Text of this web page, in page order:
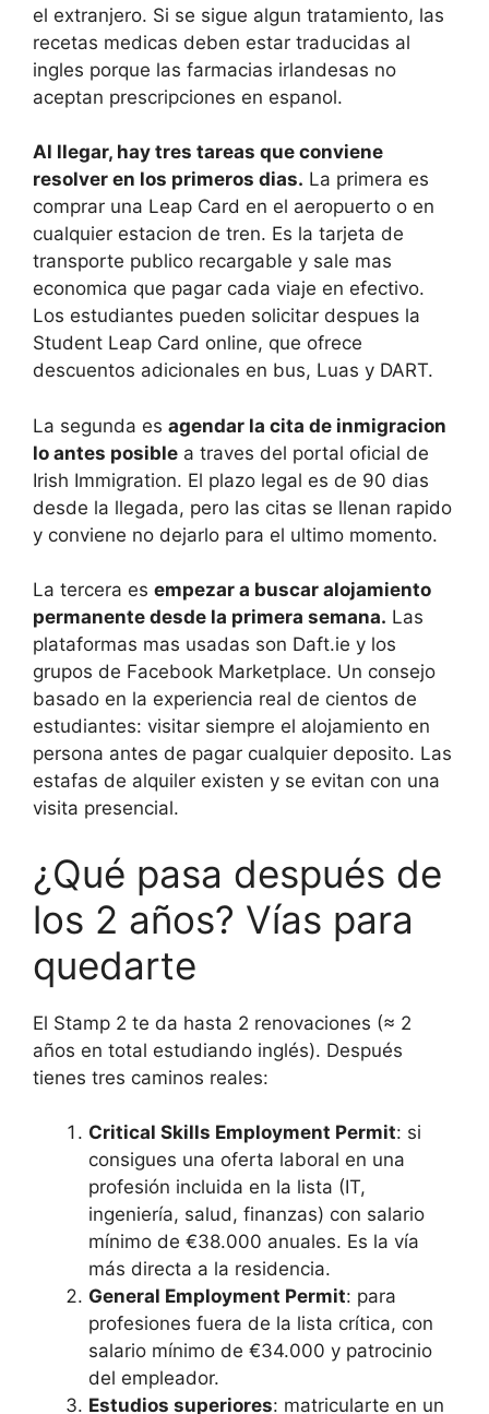
el extranjero. Si se sigue algun tratamiento, las
recetas medicas deben estar traducidas al
ingles porque las farmacias irlandesas no
aceptan prescripciones en espanol.
Al llegar, hay tres tareas que conviene
resolver en los primeros dias. La primera es
comprar una Leap Card en el aeropuerto o en
cualquier estacion de tren. Es la tarjeta de
transporte publico recargable y sale mas
economica que pagar cada viaje en efectivo.
Los estudiantes pueden solicitar despues la
Student Leap Card online, que ofrece
descuentos adicionales en bus, Luas y DART.
La segunda es agendar la cita de inmigracion
lo antes posible a traves del portal oficial de
Irish Immigration. El plazo legal es de 90 dias
desde la llegada, pero las citas se llenan rapido
y conviene no dejarlo para el ultimo momento.
La tercera es empezar a buscar alojamiento
permanente desde la primera semana. Las
plataformas mas usadas son Daft.ie y los
grupos de Facebook Marketplace. Un consejo
basado en la experiencia real de cientos de
estudiantes: visitar siempre el alojamiento en
persona antes de pagar cualquier deposito. Las
estafas de alquiler existen y se evitan con una
visita presencial.
¿Qué pasa después de
los 2 años? Vías para
quedarte
El Stamp 2 te da hasta 2 renovaciones (≈ 2
años en total estudiando inglés). Después
tienes tres caminos reales:
Critical Skills Employment Permit: si
consigues una oferta laboral en una
profesión incluida en la lista (IT,
ingeniería, salud, finanzas) con salario
mínimo de €38.000 anuales. Es la vía
más directa a la residencia.
General Employment Permit: para
profesiones fuera de la lista crítica, con
salario mínimo de €34.000 y patrocinio
del empleador.
Estudios superiores: matricularte en un